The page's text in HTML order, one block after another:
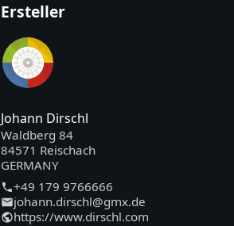
Ersteller
Johann Dirschl
Waldberg 84
84571 Reischach
GERMANY
+49 179 9766666
johann.dirschl@gmx.de
https://www.dirschl.com